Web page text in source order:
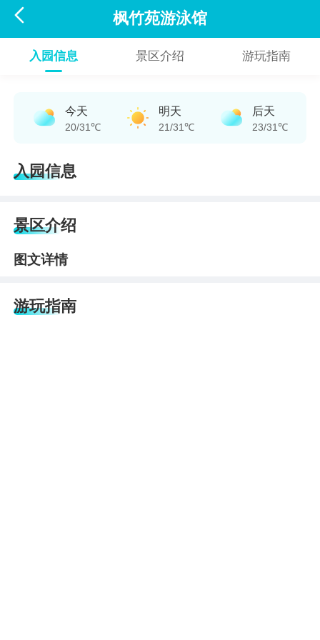
 枫竹苑游泳馆
入园信息 景区介绍 游玩指南
今天
20/31℃
明天
21/31℃
后天
23/31℃
入园信息
景区介绍
图文详情
游玩指南